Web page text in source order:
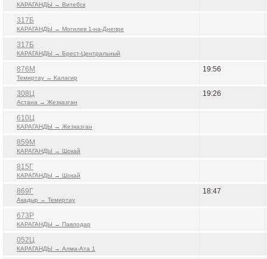
КАРАГАНДЫ → Витебск
317Б
КАРАГАНДЫ → Могилев 1-на-Днепре
317Б
КАРАГАНДЫ → Брест-Центральный
876М
Темиртау → Калагир
19:56
308Ц
Астана → Жезказган
19:26
610Ц
КАРАГАНДЫ → Жезказган
859М
КАРАГАНДЫ → Шокай
815Г
КАРАГАНДЫ → Шокай
869Г
Акадыр → Темиртау
18:47
673Р
КАРАГАНДЫ → Павлодар
052Ц
КАРАГАНДЫ → Алма-Ата 1